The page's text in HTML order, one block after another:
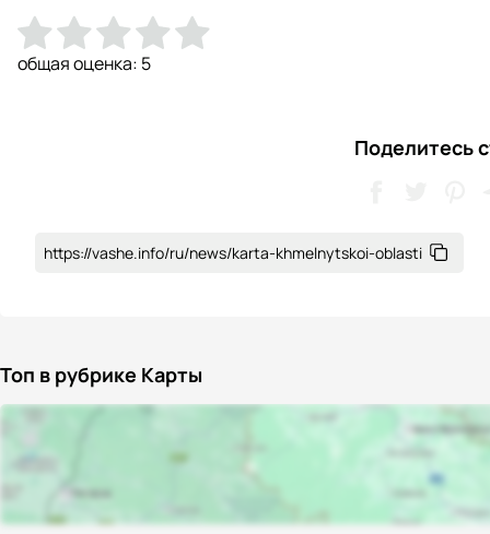
общая оценка: 5
Поделитесь
https://vashe.info/ru/news/karta-khmelnytskoi-oblasti
Топ в рубрике Карты